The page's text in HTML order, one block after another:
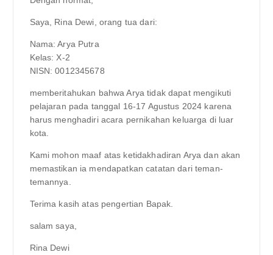
Saya, Rina Dewi, orang tua dari:
Nama: Arya Putra
Kelas: X-2
NISN: 0012345678
memberitahukan bahwa Arya tidak dapat mengikuti
pelajaran pada tanggal 16-17 Agustus 2024 karena
harus menghadiri acara pernikahan keluarga di luar
kota.
Kami mohon maaf atas ketidakhadiran Arya dan akan
memastikan ia mendapatkan catatan dari teman-
temannya.
Terima kasih atas pengertian Bapak.
salam saya,
Rina Dewi